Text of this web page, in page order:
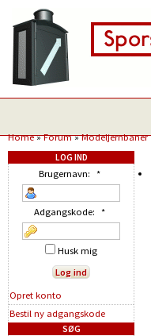
Home»Forum»Modeljernbaner
LOG IND
Brugernavn: *
Adgangskode: *
Husk mig
Opret konto
Bestil ny adgangskode
SØG